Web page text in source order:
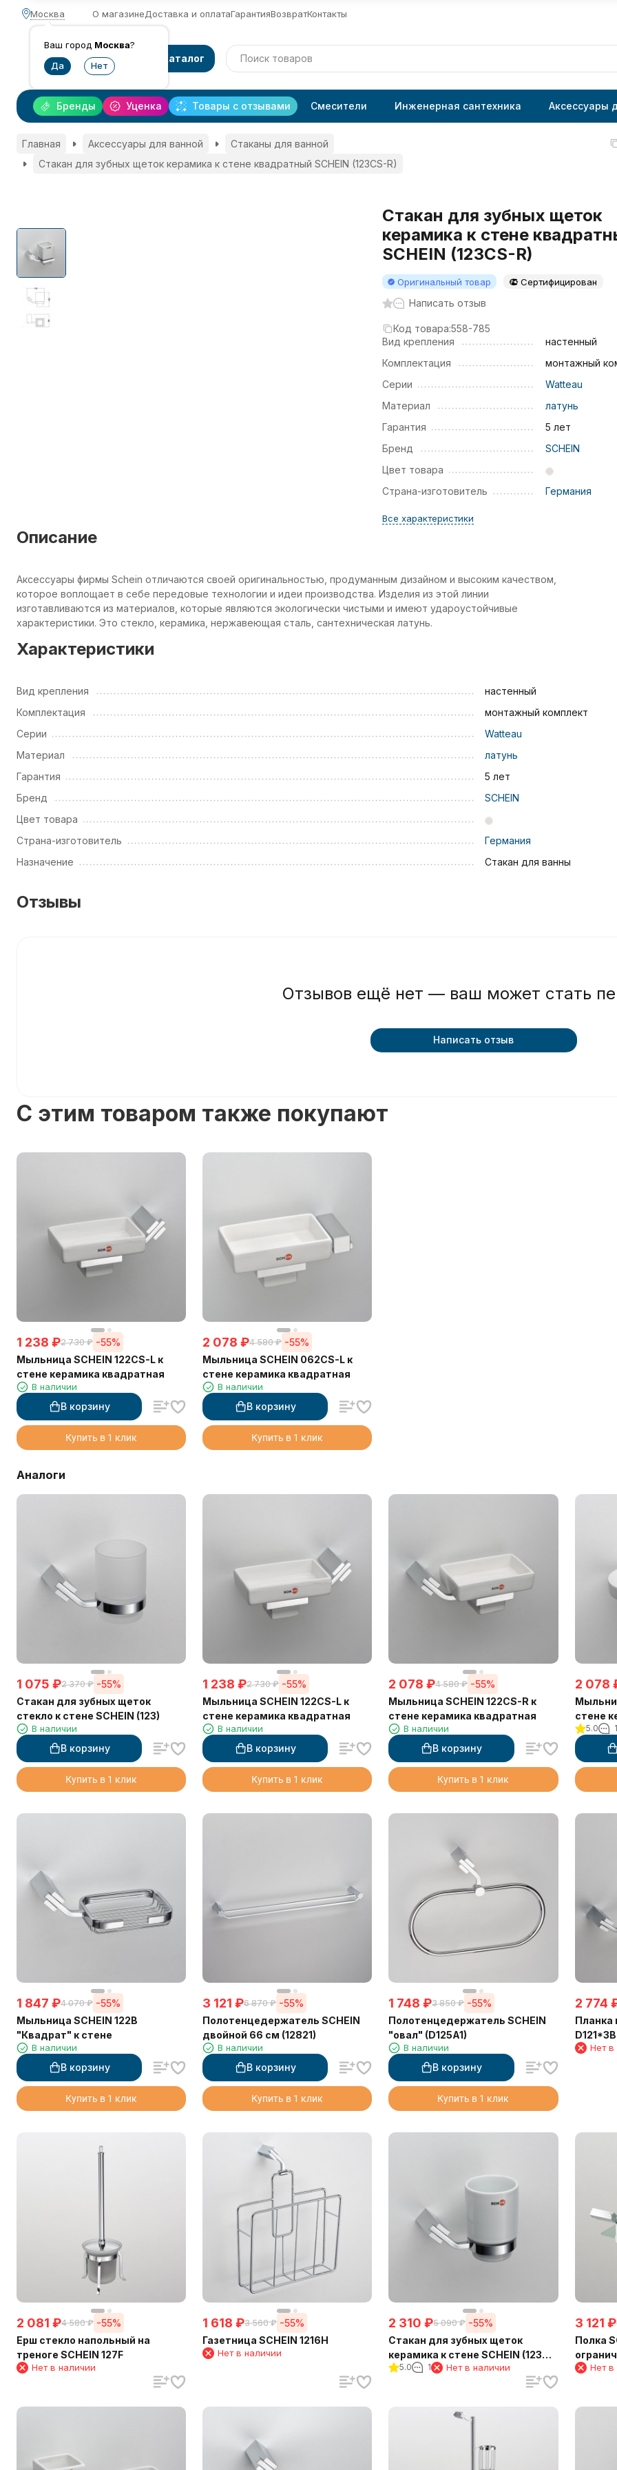
Москва
Ваш город Москва?
О магазинеДоставка и оплатаГарантияВозвратКонтакты
Каталог
Уценка Товары с отзывами
Бренды Смесители Инженерная сантехника Аксессуары
Главная Аксессуары для ванной
Стаканы для ванной
Стакан для зубных щеток керамика к стене квадратный SCHEIN (123CS-R)
Стакан для зубных щеток
керамика к стене
SCHEIN (123CS-R)
Оригинальный товар Сертифицирован
Написать отзыв
Код товара:558-785
Вид крепления
настенный
Комплектация
монтажный
Серии
Watteau
Материал
латунь
Гарантия
5 лет
Бренд
SCHEIN
Цвет товара
Страна-изготовитель
Германия
Все характеристики
Описание
Аксессуары фирмы Schein отличаются своей оригинальностью, продуманным дизайном и высоким качеством,
которое воплощает в себе передовые технологии и идеи производства. Изделия из этой линии
изготавливаются из материалов, которые являются экологически чистыми и имеют удароустойчивые
характеристики. Это стекло, керамика, нержавеющая сталь, сантехническая латунь.
Характеристики
Вид крепления
настенный
Комплектация
монтажный комплект
Серии
Watteau
Материал
латунь
Гарантия
5 лет
Бренд
SCHEIN
Цвет товара
Страна-изготовитель
Германия
Назначение
Стакан для ванны
Отзывы
Отзывов ещё нет — ваш может стать
Написать отзыв
C этим товаром также покупают
1 238 ₽2 730 ₽ -55%
Мыльница SCHEIN 122CS-L к
стене керамика квадратная
В наличии
В корзину
Купить в 1 клик
2 078 ₽4 580 ₽ -55%
Мыльница SCHEIN 062CS-L к
стене керамика квадратная
В наличии
В корзину
Купить в 1 клик
Аналоги
1 075 ₽2 370 ₽ -55%
Стакан для зубных щеток
стекло к стене SCHEIN (123)
В наличии
В корзину
Купить в 1 клик
1 238 ₽2 730 ₽ -55%
Мыльница SCHEIN 122CS-L к
стене керамика квадратная
В наличии
В корзину
Купить в 1 клик
2 078 ₽4 580 ₽ -55%
Мыльница SCHEIN 122CS-R к
стене керамика квадратная
В наличии
В корзину
Купить в 1 клик
2 078
стене
5.0 1
1 847 ₽4 070 ₽ -55%
Мыльница SCHEIN 122B
"Квадрат" к стене
В наличии
В корзину
Купить в 1 клик
3 121 ₽6 870 ₽ -55%
Полотенцедержатель SCHEIN
двойной 66 см (12821)
В наличии
В корзину
Купить в 1 клик
1 748 ₽3 850 ₽ -55%
Полотенцедержатель SCHEIN
"овал" (D125A1)
В наличии
В корзину
Купить в 1 клик
2 774
Планка
D121*3B
Нет в
2 081 ₽4 580 ₽ -55%
Ерш стекло напольный на
треноге SCHEIN 127F
Нет в наличии
1 618 ₽3 560 ₽ -55%
Газетница SCHEIN 1216H
Нет в наличии
2 310 ₽5 090 ₽ -55%
Стакан для зубных щеток
керамика к стене SCHEIN (123C-
R)5.0 1 Нет в наличии
3 121 ₽
Полка
Нет в